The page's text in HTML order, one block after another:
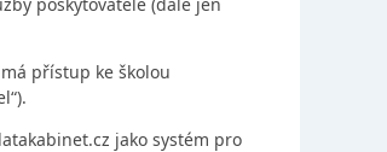
přístup ke školou
jako systém pro